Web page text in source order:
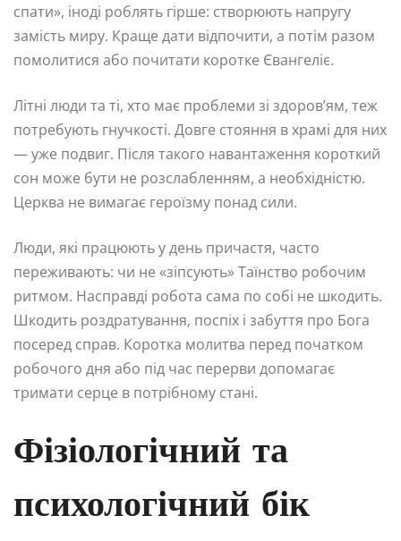
спати», іноді роблять гірше: створюють напругу
замість миру. Краще дати відпочити, а потім разом
помолитися або почитати коротке Євангеліє.
Літні люди та ті, хто має проблеми зі здоров’ям, теж
потребують гнучкості. Довге стояння в храмі для них
— уже подвиг. Після такого навантаження короткий
сон може бути не розслабленням, а необхідністю.
Церква не вимагає героїзму понад сили.
Люди, які працюють у день причастя, часто
переживають: чи не «зіпсують» Таїнство робочим
ритмом. Насправді робота сама по собі не шкодить.
Шкодить роздратування, поспіх і забуття про Бога
посеред справ. Коротка молитва перед початком
робочого дня або під час перерви допомагає
тримати серце в потрібному стані.
Фізіологічний та
психологічний бік